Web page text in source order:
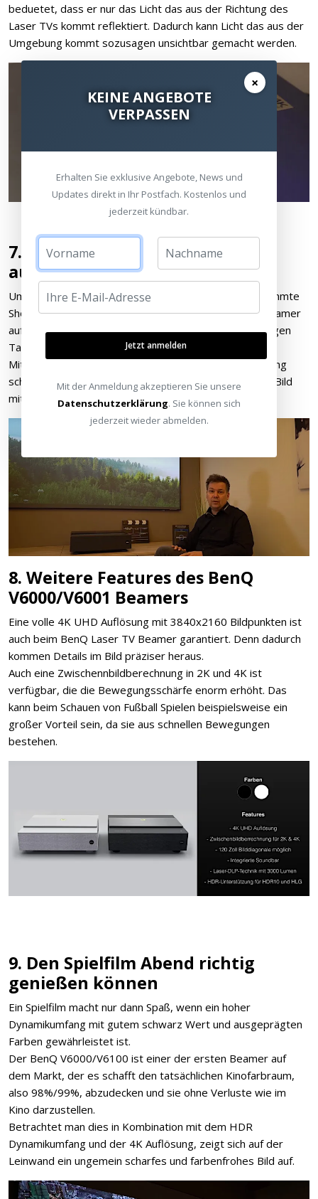
beduetet, dass er nur das Licht das aus der Richtung des
Laser TVs kommt reflektiert. Dadurch kann Licht das aus der
Umgebung kommt sozusagen unsichtbar gemacht werden.
7. 3000 Lumen für ein tolles Bild
auch untertags
Um auch tagsüber problemlos Nachrichten oder bestimmte
Shows anschauen zu können ist es wichtig, dass ein Beamer
auf genügend Lichtreserven zurückgreifen kann um gegen
Tageslicht ankämpfen zu können.
Mit 3000 Lumen und wenig Verlust durch die Kalibrierung
schafft der V6000/V6100 Beamer ein strahlend helles Bild
mit ansprechenden Farben.
8. Weitere Features des BenQ
V6000/V6001 Beamers
Eine volle 4K UHD Auflösung mit 3840x2160 Bildpunkten ist
auch beim BenQ Laser TV Beamer garantiert. Denn dadurch
kommen Details im Bild präziser heraus.
Auch eine Zwischennbildberechnung in 2K und 4K ist
verfügbar, die die Bewegungsschärfe enorm erhöht. Das
kann beim Schauen von Fußball Spielen beispielsweise ein
großer Vorteil sein, da sie aus schnellen Bewegungen
bestehen.
9. Den Spielfilm Abend richtig
genießen können
Ein Spielfilm macht nur dann Spaß, wenn ein hoher
Dynamikumfang mit gutem schwarz Wert und ausgeprägten
Farben gewährleistet ist.
Der BenQ V6000/V6100 ist einer der ersten Beamer auf
dem Markt, der es schafft den tatsächlichen Kinofarbraum,
also 98%/99%, abzudecken und sie ohne Verluste wie im
Kino darzustellen.
Betrachtet man dies in Kombination mit dem HDR
Dynamikumfang und der 4K Auflösung, zeigt sich auf der
Leinwand ein ungemein scharfes und farbenfrohes Bild auf.
×
KEINE ANGEBOTE
VERPASSEN
Erhalten Sie exklusive Angebote, News und
Updates direkt in Ihr Postfach. Kostenlos und
jederzeit kündbar.
Jetzt anmelden
Mit der Anmeldung akzeptieren Sie unsere
Datenschutzerklärung. Sie können sich
jederzeit wieder abmelden.